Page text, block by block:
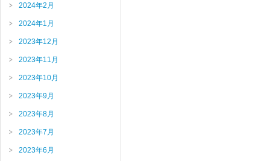
2024年2月
2024年1月
2023年12月
2023年11月
2023年10月
2023年9月
2023年8月
2023年7月
2023年6月